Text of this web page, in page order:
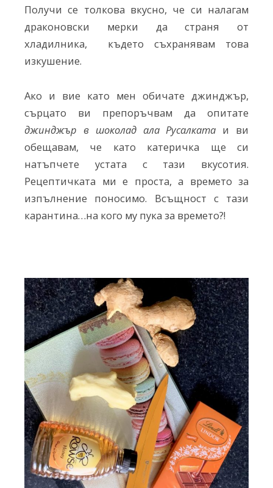
Получи се толкова вкусно, че си налагам
драконовски мерки да страня от
хладилника, където съхранявам това
изкушение.
Ако и вие като мен обичате джинджър,
сърцато ви препоръчвам да опитате
джинджър в шоколад ала Русалката и ви
обещавам, че като катеричка ще си
натъпчете устата с тази вкусотия.
Рецептичката ми е проста, а времето за
изпълнение поносимо. Всъщност с тази
карантина…на кого му пука за времето?!